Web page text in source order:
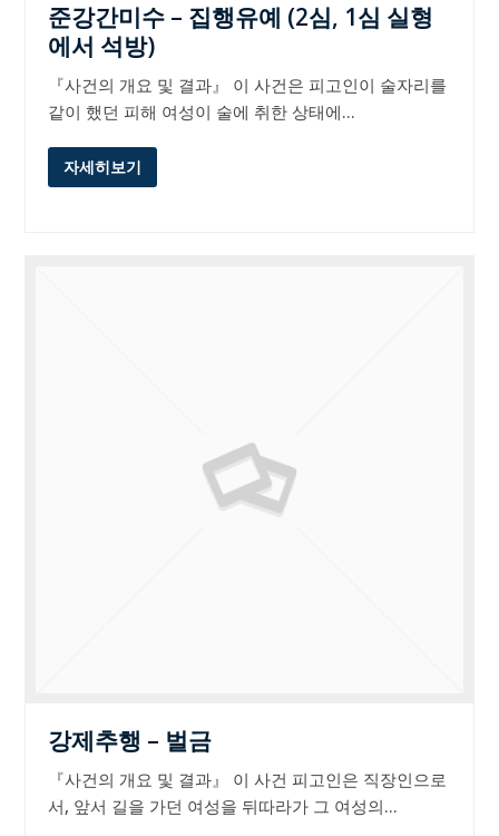
준강간미수 – 집행유예 (2심, 1심 실형
에서 석방)
『사건의 개요 및 결과』 이 사건은 피고인이 술자리를
같이 했던 피해 여성이 술에 취한 상태에…
자세히보기
강제추행 – 벌금
『사건의 개요 및 결과』 이 사건 피고인은 직장인으로
서, 앞서 길을 가던 여성을 뒤따라가 그 여성의…